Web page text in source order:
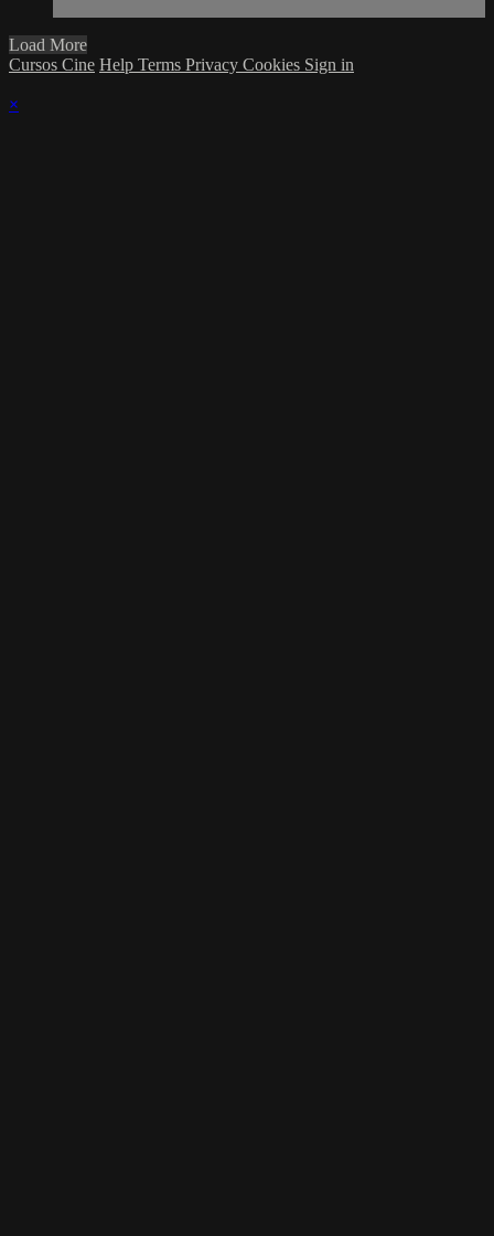
Load More
Cursos Cine Help Terms Privacy Cookies Sign in
×